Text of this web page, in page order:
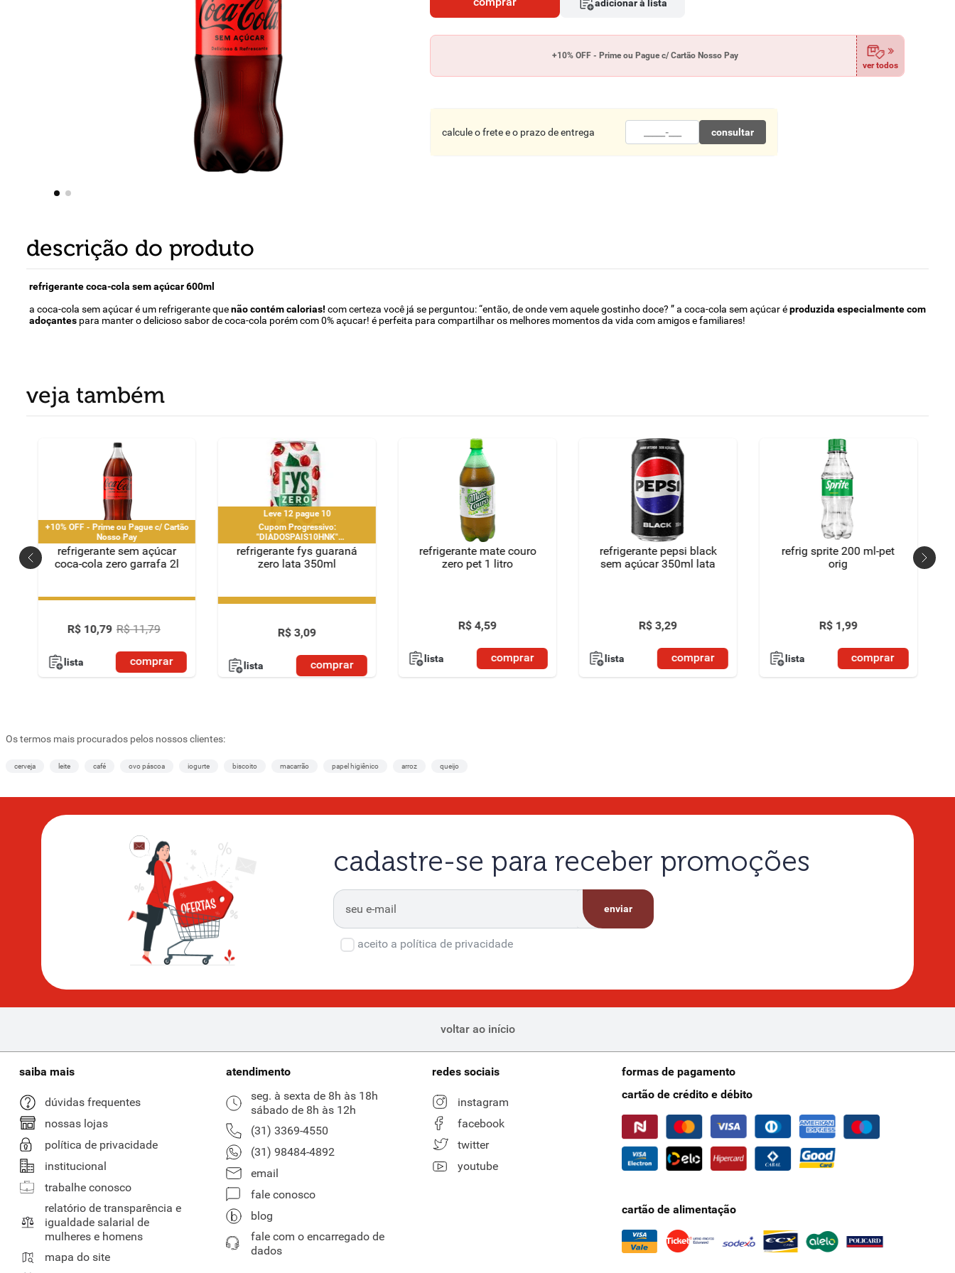
adicionar à lista
+10% OFF - Prime ou Pague c/ Cartão Nosso Pay
ver todos
calcule o frete e o prazo de entrega consultar
descrição do produto
refrigerante coca-cola sem açúcar 600ml
a coca-cola sem açúcar é um refrigerante quenão contém calorias! com certeza você já se perguntou: “então, de onde vem aquele gostinho doce? ” a coca-cola sem açúcar éproduzida especialmente com
adoçantespara manter o delicioso sabor de coca-cola porém com 0% açucar! é perfeita para compartilhar os melhores momentos da vida com amigos e familiares!
veja também
+10% OFF - Prime ou Pague c/ Cartão
Nosso Pay
refrigerante sem açúcar
coca-cola zero garrafa 2l
+10% OFF - Prime ou Pague c/ Cartão
R$ 10,79 R$ 11,79
lista comprar
Leve 12 pague 10
Cupom Progressivo:
"DIADOSPAIS10HNK"
|"DIADOSPAIS20HNK" |
"DIADOSPAIS30HNK" | limitado a 2
pedido por CPF
refrigerante fys guaraná
zero lata 350ml
Leve 12 pague 10
Cupom Progressivo:
|"DIADOSPAIS20HNK" |
"DIADOSPAIS30HNK" | limitado a 2
R$ 3,09
lista comprar
refrigerante mate couro
zero pet 1 litro
R$ 4,59
lista comprar
refrigerante pepsi black
sem açúcar 350ml lata
R$ 3,29
lista comprar
refrig sprite 200 ml-pet
orig
R$ 1,99
lista comprar
Os termos mais procurados pelos nossos clientes:
cerveja leite café ovo páscoa iogurte biscoito macarrão papel higiênico arroz queijo
cadastre-se para receber promoções
enviar
aceito a política de privacidade
voltar ao início
saiba mais
dúvidas frequentes
nossas lojas
política de privacidade
institucional
trabalhe conosco
relatório de transparência e
igualdade salarial de
mulheres e homens
mapa do site
atendimento
seg. à sexta de 8h às 18h
sábado de 8h às 12h
(31) 3369-4550
(31) 98484-4892
email
fale conosco
blog
fale com o encarregado de
dados
redes sociais
instagram
facebook
twitter
youtube
formas de pagamento
cartão de crédito e débito
cartão de alimentação
8º detergente
9º macarrão
10º chocolate